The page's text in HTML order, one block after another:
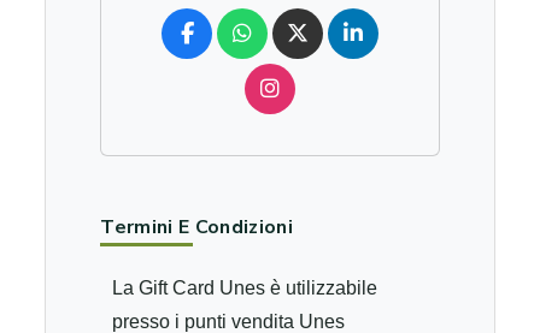
Termini E Condizioni
La Gift Card Unes è utilizzabile
presso i punti vendita Unes